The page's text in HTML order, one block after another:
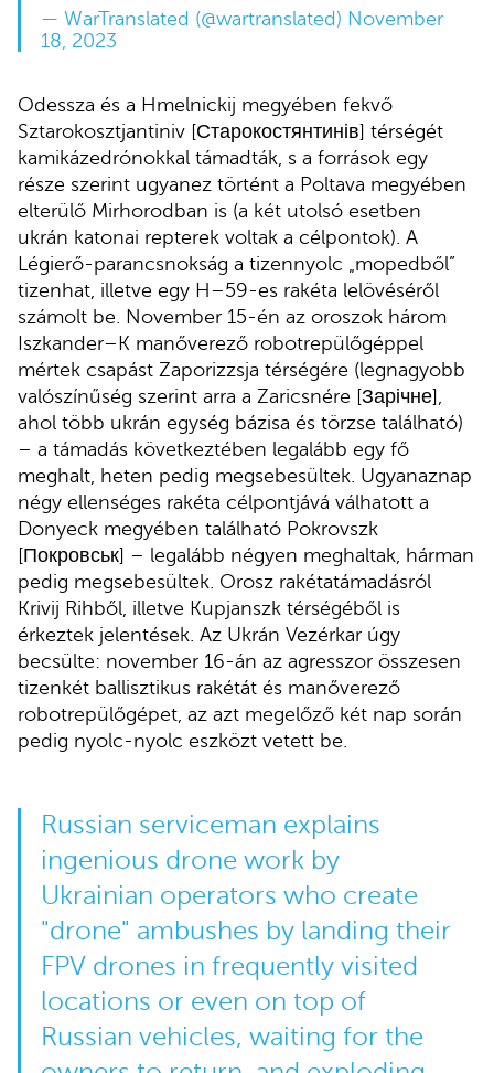
— WarTranslated (@wartranslated) November
18, 2023
Odessza és a Hmelnickij megyében fekvő
Sztarokosztjantiniv [Старокостянтинів] térségét
kamikázedrónokkal támadták, s a források egy
része szerint ugyanez történt a Poltava megyében
elterülő Mirhorodban is (a két utolsó esetben
ukrán katonai repterek voltak a célpontok). A
Légierő-parancsnokság a tizennyolc „mopedből”
tizenhat, illetve egy H–59-es rakéta lelövéséről
számolt be. November 15-én az oroszok három
Iszkander–K manőverező robotrepülőgéppel
mértek csapást Zaporizzsja térségére (legnagyobb
valószínűség szerint arra a Zaricsnére [Зарічне],
ahol több ukrán egység bázisa és törzse található)
– a támadás következtében legalább egy fő
meghalt, heten pedig megsebesültek. Ugyanaznap
négy ellenséges rakéta célpontjává válhatott a
Donyeck megyében található Pokrovszk
[Покровськ] – legalább négyen meghaltak, hárman
pedig megsebesültek. Orosz rakétatámadásról
Krivij Rihből, illetve Kupjanszk térségéből is
érkeztek jelentések. Az Ukrán Vezérkar úgy
becsülte: november 16-án az agresszor összesen
tizenkét ballisztikus rakétát és manőverező
robotrepülőgépet, az azt megelőző két nap során
pedig nyolc-nyolc eszközt vetett be.
Russian serviceman explains
ingenious drone work by
Ukrainian operators who create
"drone" ambushes by landing their
FPV drones in frequently visited
locations or even on top of
Russian vehicles, waiting for the